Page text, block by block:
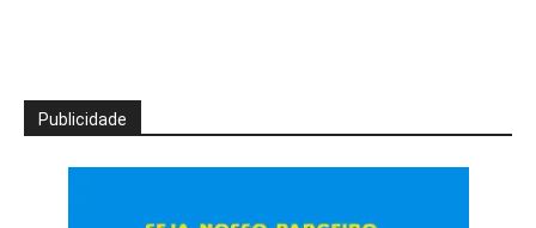
Publicidade